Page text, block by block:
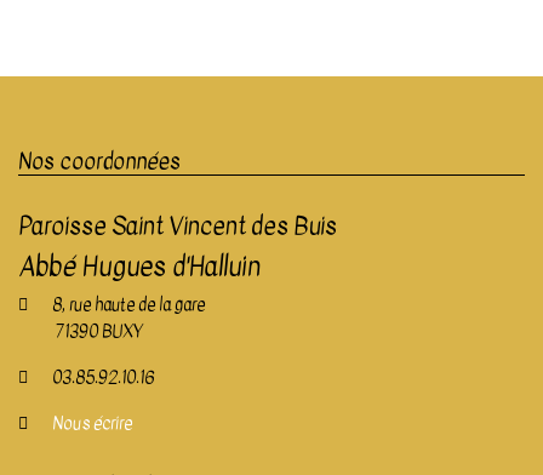
Nos coordonnées
Paroisse Saint Vincent des Buis
Abbé Hugues d'Halluin
8, rue haute de la gare
71390 BUXY
03.85.92.10.16
Nous écrire